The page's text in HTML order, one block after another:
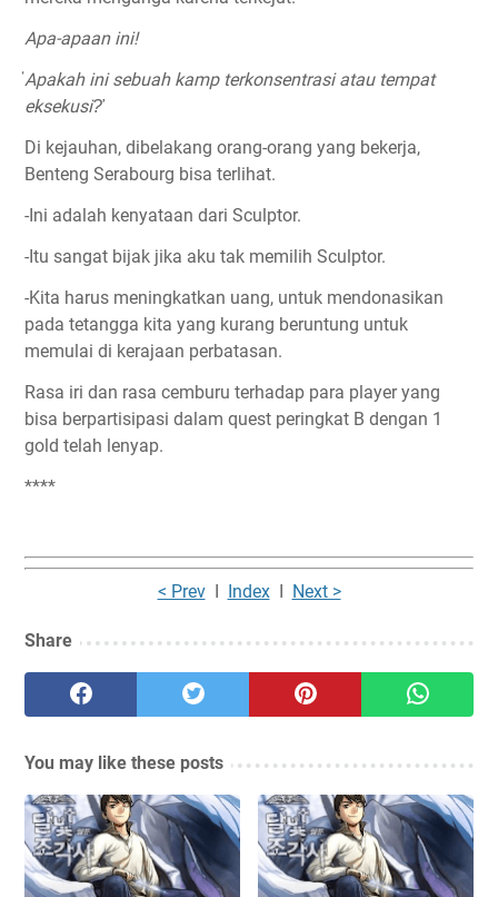
Apa-apaan ini!
҅Apakah ini sebuah kamp terkonsentrasi atau tempat
eksekusi?҆
Di kejauhan, dibelakang orang-orang yang bekerja,
Benteng Serabourg bisa terlihat.
-Ini adalah kenyataan dari Sculptor.
-Itu sangat bijak jika aku tak memilih Sculptor.
-Kita harus meningkatkan uang, untuk mendonasikan
pada tetangga kita yang kurang beruntung untuk
memulai di kerajaan perbatasan.
Rasa iri dan rasa cemburu terhadap para player yang
bisa berpartisipasi dalam quest peringkat B dengan 1
gold telah lenyap.
****
< PrevI IndexI Next >
Share
You may like these posts